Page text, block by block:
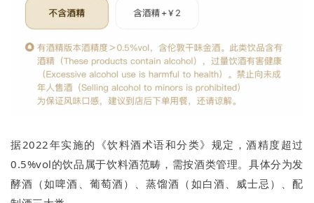
据2022年实施的《饮料酒术语和分类》规定，酒精度超过
0.5%vol的饮品属于饮料酒范畴，需按酒类管理。具体分为发
酵酒（如啤酒、葡萄酒）、蒸馏酒（如白酒、威士忌）、配